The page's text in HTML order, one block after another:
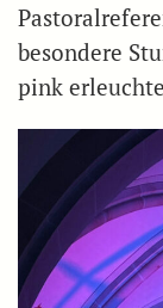
besondere
pink